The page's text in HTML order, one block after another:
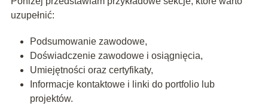
uzupełnić:
Podsumowanie zawodowe,
Doświadczenie zawodowe i osiągnięcia,
Umiejętności oraz certyfikaty,
Informacje kontaktowe i linki do portfolio lub
projektów.